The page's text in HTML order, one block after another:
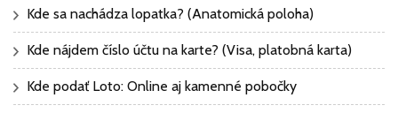
Kde sa nachádza lopatka? (Anatomická poloha)
Kde nájdem číslo účtu na karte? (Visa, platobná karta)
Kde podať Loto: Online aj kamenné pobočky